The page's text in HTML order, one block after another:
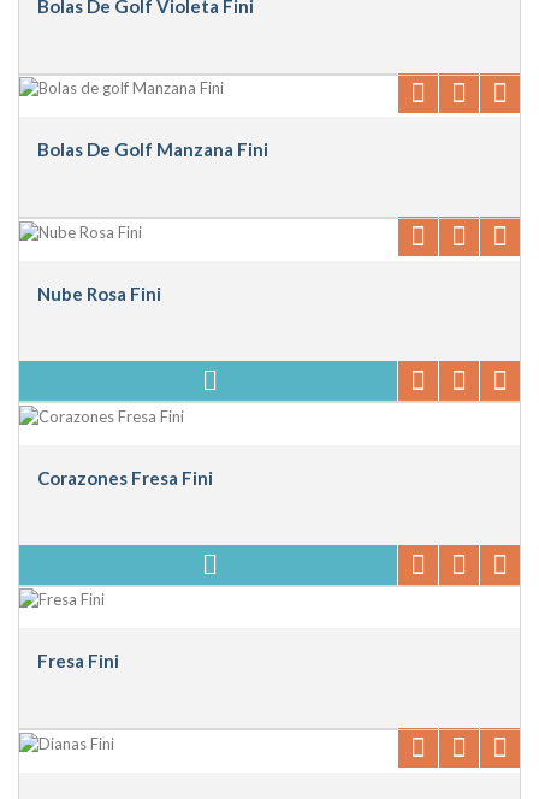
Bolas De Golf Violeta Fini
Bolas De Golf Manzana Fini
Nube Rosa Fini
Corazones Fresa Fini
Fresa Fini